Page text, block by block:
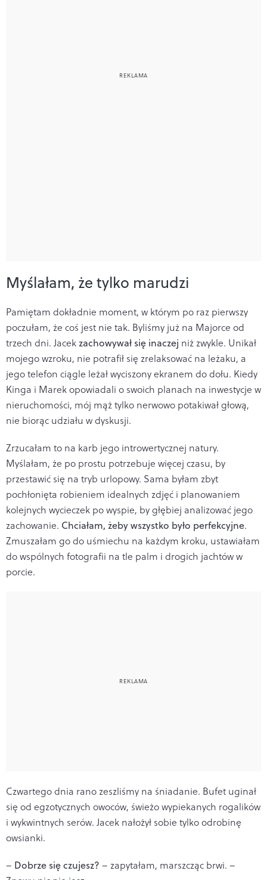
Myślałam, że tylko marudzi
Pamiętam dokładnie moment, w którym po raz pierwszy
poczułam, że coś jest nie tak. Byliśmy już na Majorce od
trzech dni. Jacekzachowywał się inaczej niż zwykle. Unikał
mojego wzroku, nie potrafił się zrelaksować na leżaku, a
jego telefon ciągle leżał wyciszony ekranem do dołu. Kiedy
Kinga i Marek opowiadali o swoich planach na inwestycje w
nieruchomości, mój mąż tylko nerwowo potakiwał głową,
nie biorąc udziału w dyskusji.
Zrzucałam to na karb jego introwertycznej natury.
Myślałam, że po prostu potrzebuje więcej czasu, by
przestawić się na tryb urlopowy. Sama byłam zbyt
pochłonięta robieniem idealnych zdjęć i planowaniem
kolejnych wycieczek po wyspie, by głębiej analizować jego
zachowanie. Chciałam, żeby wszystko było perfekcyjne.
Zmuszałam go do uśmiechu na każdym kroku, ustawiałam
do wspólnych fotografii na tle palm i drogich jachtów w
porcie.
Czwartego dnia rano zeszliśmy na śniadanie. Bufet uginał
się od egzotycznych owoców, świeżo wypiekanych rogalików
i wykwintnych serów. Jacek nałożył sobie tylko odrobinę
owsianki.
– Dobrze się czujesz? – zapytałam, marszcząc brwi. –